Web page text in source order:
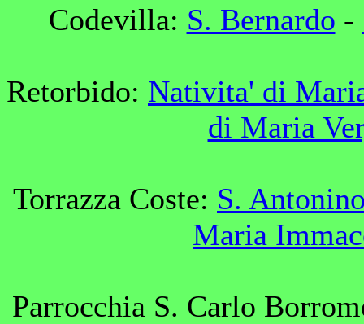
Codevilla: S. Bernardo -
Retorbido: Nativita' di
di Maria
Torrazza Coste: S.
Maria
Parrocchia S. Carlo